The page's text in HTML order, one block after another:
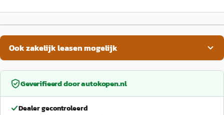
Ook zakelijk leasen mogelijk
Geverifieerd doorautokopen.nl
Dealer gecontroleerd